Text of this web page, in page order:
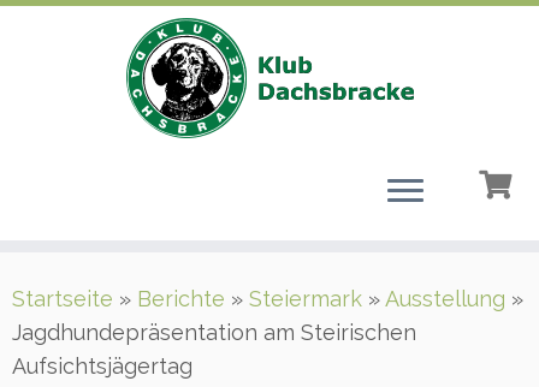
Inhalt
springen
Startseite » Berichte » Steiermark »Ausstellung »
Jagdhundepräsentation am Steirischen
Aufsichtsjägertag